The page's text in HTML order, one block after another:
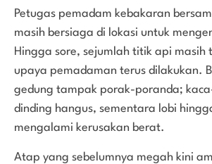
Petugas pemadam kebakaran
masih bersiaga di lokasi untuk
Hingga sore, sejumlah titik api masih
upaya pemadaman terus dilakukan.
gedung tampak porak-poranda;
dinding hangus, sementara lobi
mengalami kerusakan berat.
Atap yang sebelumnya megah kini